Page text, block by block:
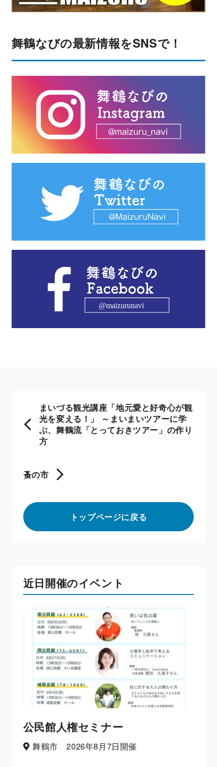
舞鶴なびの最新情報をSNSで！
まいづる観光講座「地元愛と好奇心が観
光を変える！」 ～まいまいツアーに学
ぶ、舞鶴流「とっておきツアー」の作り
方
トップページに戻る
蚤の市
近日開催のイベント
公民館人権セミナー
舞鶴市 2026年8月7日開催